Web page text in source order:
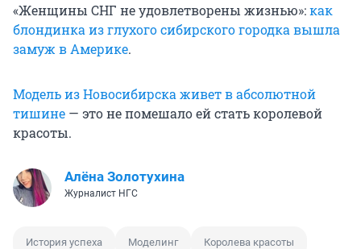
«Женщины СНГ не удовлетворены жизнью»:как
блондинка из глухого сибирского городка вышла
замуж в Америке.
Модель из Новосибирска живет в абсолютной
тишине — это не помешало ей стать королевой
красоты.
Алёна Золотухина
Журналист НГС
История успеха Моделинг Королева красоты